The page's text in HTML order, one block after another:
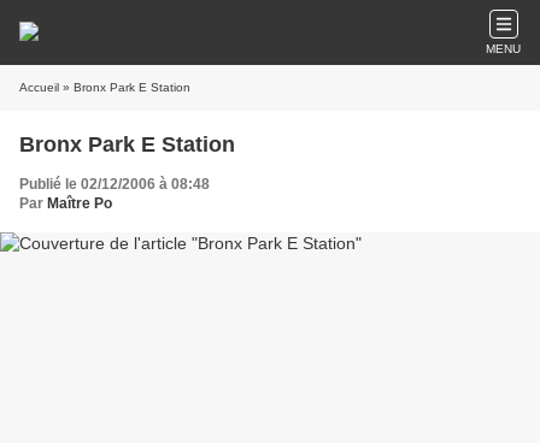
MENU
Accueil » Bronx Park E Station
Bronx Park E Station
Publié le 02/12/2006 à 08:48
Par Maître Po